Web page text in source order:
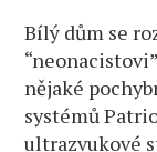
Bílý dům se
nějaké
systémů
ultrazvukové